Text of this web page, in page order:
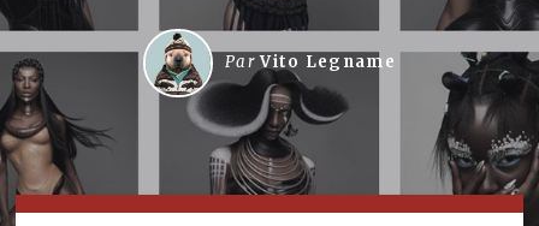
ParVito Legname